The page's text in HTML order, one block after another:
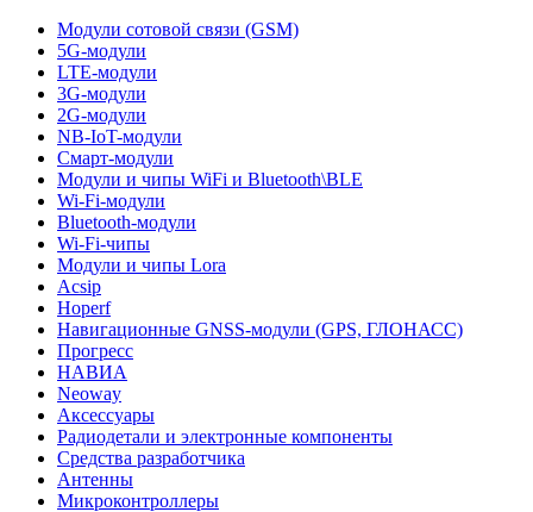
Модули сотовой связи (GSM)
5G-модули
LTE-модули
3G-модули
2G-модули
NB-IoT-модули
Смарт-модули
Модули и чипы WiFi и Bluetooth\BLE
Wi-Fi-модули
Bluetooth-модули
Wi-Fi-чипы
Модули и чипы Lora
Acsip
Hoperf
Навигационные GNSS-модули (GPS, ГЛОНАСС)
Прогресс
НАВИА
Neoway
Аксессуары
Радиодетали и электронные компоненты
Средства разработчика
Антенны
Микроконтроллеры